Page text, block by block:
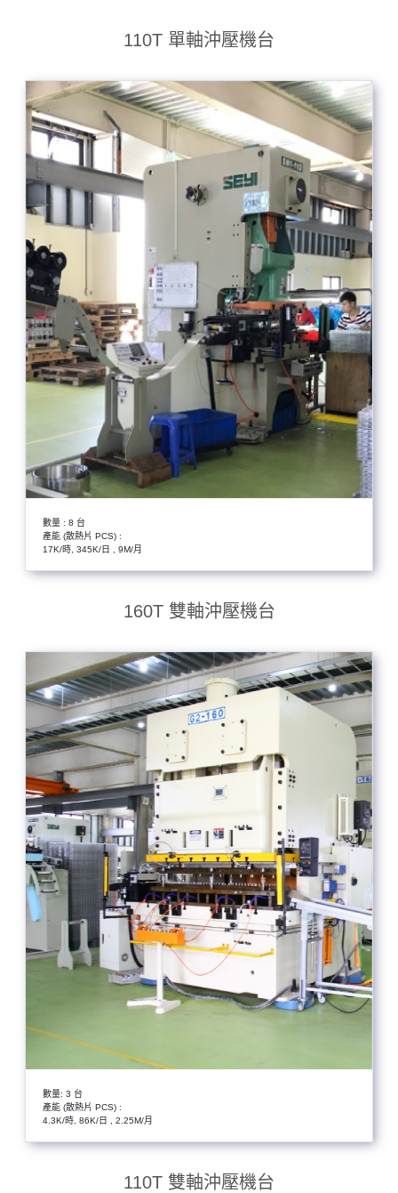
110T 單軸沖壓機台
數量 : 8 台
產能 (散熱片 PCS) :
17K/時, 345K/日 , 9M/月
160T 雙軸沖壓機台
數量: 3 台
產能 (散熱片 PCS) :
4.3K/時, 86K/日 , 2.25M/月
110T 雙軸沖壓機台